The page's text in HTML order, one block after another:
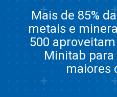
Mais de 85%
metais e
500
Minitab
maiores